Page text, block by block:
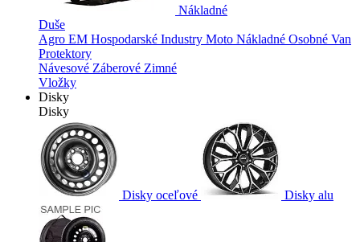
Nákladné
Duše
Agro EM Hospodarské Industry Moto Nákladné Osobné Van
Protektory
Návesové Záberové Zimné
Vložky
Disky
Disky
Disky oceľové Disky alu